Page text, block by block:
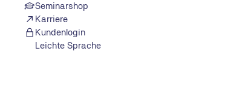
Seminarshop
Karriere
Kundenlogin
Leichte Sprache